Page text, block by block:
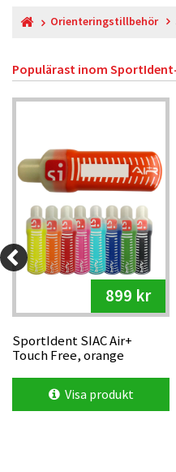
Orienteringstillbehör
Populärast inom
899 kr
SportIdent SIAC Air+
Touch Free, orange
Visa produkt